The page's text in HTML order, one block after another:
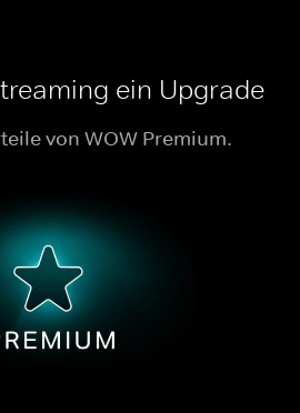
ein Upgrade
von WOW Premium.